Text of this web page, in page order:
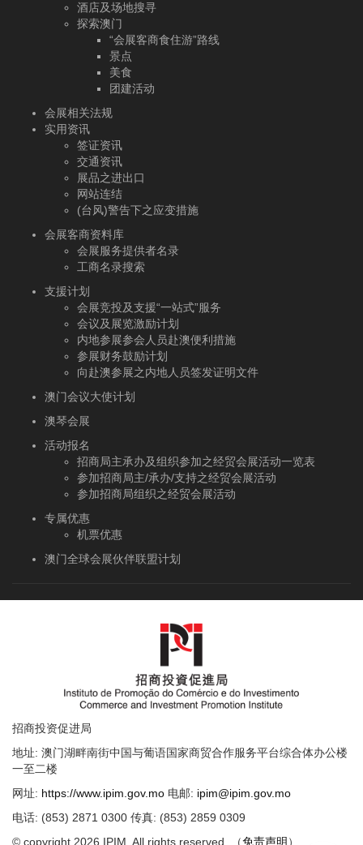
酒店及场地搜寻
探索澳门
“会展客商食住游”路线
景点
美食
团建活动
会展相关法规
实用资讯
签证资讯
交通资讯
展品之进出口
网站连结
(台风)警告下之应变措施
会展客商资料库
会展服务提供者名录
工商名录搜索
支援计划
会展竞投及支援“一站式”服务
会议及展览激励计划
内地参展参会人员赴澳便利措施
参展财务鼓励计划
向赴澳参展之内地人员签发证明文件
澳门会议大使计划
澳琴会展
活动报名
招商局主承办及组织参加之经贸会展活动一览表
参加招商局主/承办/支持之经贸会展活动
参加招商局组织之经贸会展活动
专属优惠
机票优惠
澳门全球会展伙伴联盟计划
招商投资促进局
地址: 澳门湖畔南街中国与葡语国家商贸合作服务平台综合体办公楼
一至二楼
网址: https://www.ipim.gov.mo 电邮: ipim@ipim.gov.mo
电话: (853) 2871 0300 传真: (853) 2859 0309
© copyright 2026 IPIM. All rights reserved. （免责声明 ）